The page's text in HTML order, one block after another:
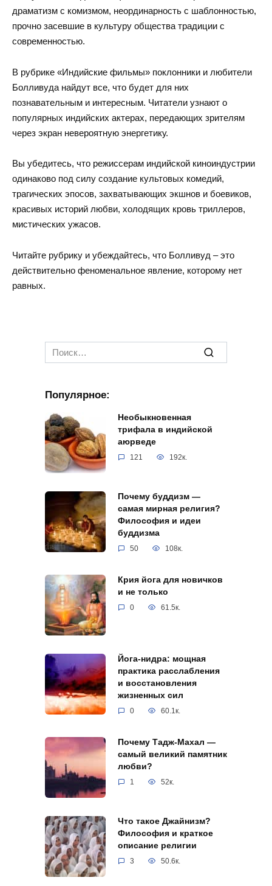
драматизм с комизмом, неординарность с шаблонностью,
прочно засевшие в культуру общества традиции с
современностью.
В рубрике «Индийские фильмы» поклонники и любители
Болливуда найдут все, что будет для них
познавательным и интересным. Читатели узнают о
популярных индийских актерах, передающих зрителям
через экран невероятную энергетику.
Вы убедитесь, что режиссерам индийской киноиндустрии
одинаково под силу создание культовых комедий,
трагических эпосов, захватывающих экшнов и боевиков,
красивых историй любви, холодящих кровь триллеров,
мистических ужасов.
Читайте рубрику и убеждайтесь, что Болливуд – это
действительно феноменальное явление, которому нет
равных.
Search
for:
Популярное:
Необыкновенная
трифала в индийской
аюрведе
121 192к.
Почему буддизм —
самая мирная религия?
Философия и идеи
буддизма
50 108к.
Крия йога для новичков
и не только
0 61.5к.
Йога-нидра: мощная
практика расслабления
и восстановления
жизненных сил
0 60.1к.
Почему Тадж-Махал —
самый великий памятник
любви?
1 52к.
Что такое Джайнизм?
Философия и краткое
описание религии
3 50.6к.